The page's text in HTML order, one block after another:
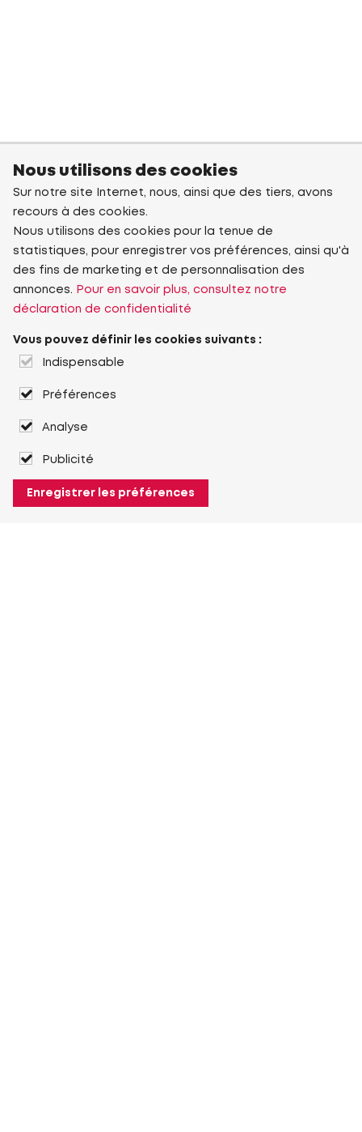
Nous utilisons des cookies
Sur notre site Internet, nous, ainsi que des tiers, avons
recours à des cookies.
Nous utilisons des cookies pour la tenue de
statistiques, pour enregistrer vos préférences, ainsi qu'à
des fins de marketing et de personnalisation des
annonces.
Pour en savoir plus, consultez notre
déclaration de confidentialité
Vous pouvez définir les cookies suivants :
Indispensable
Préférences
Analyse
Publicité
Enregistrer les préférences